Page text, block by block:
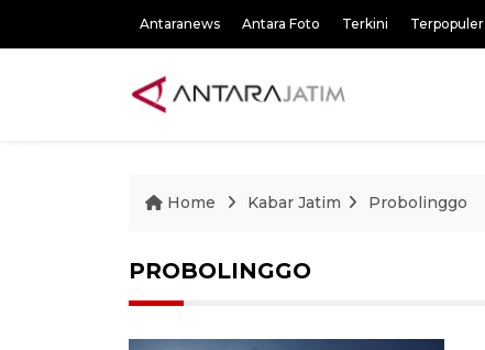
Antaranews Antara Foto Terkini Terpopuler
Home Kabar Jatim Probolinggo
PROBOLINGGO